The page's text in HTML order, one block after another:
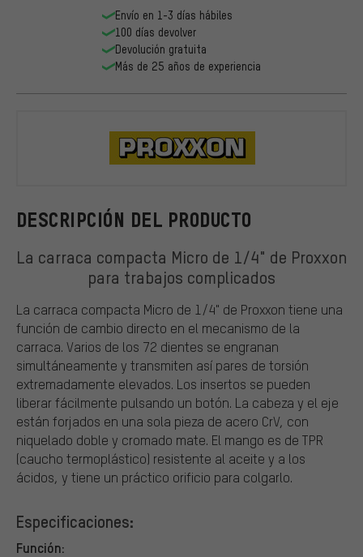
DESCRIPCIÓN DEL PRODUCTO
La carraca compacta Micro de 1/4" de Proxxon
para trabajos complicados
La carraca compacta Micro de 1/4" de Proxxon tiene una
función de cambio directo en el mecanismo de la
carraca. Varios de los 72 dientes se engranan
simultáneamente y transmiten así pares de torsión
extremadamente elevados. Los insertos se pueden
liberar fácilmente pulsando un botón. La cabeza y el eje
están forjados en una sola pieza de acero CrV, con
niquelado doble y cromado mate. El mango es de TPR
(caucho termoplástico) resistente al aceite y a los
ácidos, y tiene un práctico orificio para colgarlo.
Especificaciones:
Función:
Envío en 1-3 días hábiles
100 días devolver
Devolución gratuita
Más de 25 años de experiencia
Proxxon